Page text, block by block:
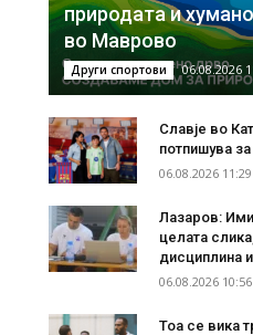
природата и
во Маврово
Други спортови 06.08.2026
Славје во
потпишува
06.08.2026 11:29
Лазаров:
целата
дисциплина
06.08.2026 10:56
Тоа се вика